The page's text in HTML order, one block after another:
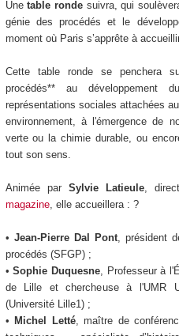
Unetable rondesuivra, qui
génie des procédés et le
moment où Paris s’apprête à
Cette table ronde se penchera
procédés** au
représentations sociales attachées
environnement, à l'émergence de
verte ou la chimie durable, ou
tout son sens.
Animée par Sylvie Latieule,
magazine, elle accueillera : ?
• Jean-Pierre Dal Pont, président
procédés (SFGP) ;
•Sophie Duquesne, Professeur à
de Lille et chercheuse à l'UMR
(Université Lille1) ;
• Michel Letté, maître de